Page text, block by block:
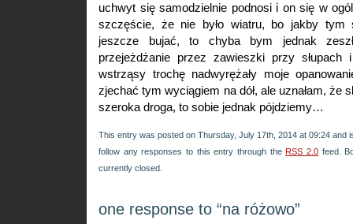
uchwyt się samodzielnie podnosi i on się w
szczęście, że nie było wiatru, bo jakby tym
jeszcze bujać, to chyba bym jednak
przejeżdżanie przez zawieszki przy słupach
wstrząsy trochę nadwyrężały moje
zjechać tym wyciągiem na dół, ale uznałam, że
szeroka droga, to sobie jednak pójdziemy…
This entry was posted on Thursday, July 17th, 2014 at 09:24 and
follow any responses to this entry through the RSS 2.0 feed.
currently closed.
one response to “na różowo”